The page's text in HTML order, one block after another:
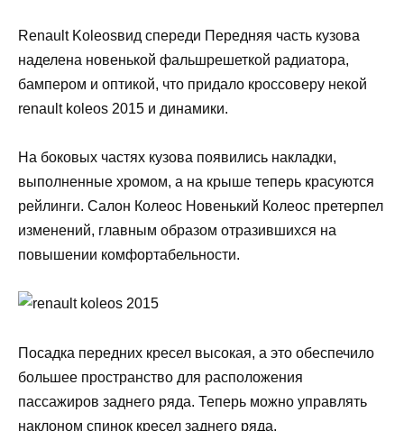
Renault Koleosвид спереди Передняя часть кузова
наделена новенькой фальшрешеткой радиатора,
бампером и оптикой, что придало кроссоверу некой
renault koleos 2015 и динамики.
На боковых частях кузова появились накладки,
выполненные хромом, а на крыше теперь красуются
рейлинги. Салон Колеос Новенький Колеос претерпел
изменений, главным образом отразившихся на
повышении комфортабельности.
Посадка передних кресел высокая, а это обеспечило
большее пространство для расположения
пассажиров заднего ряда. Теперь можно управлять
наклоном спинок кресел заднего ряда.